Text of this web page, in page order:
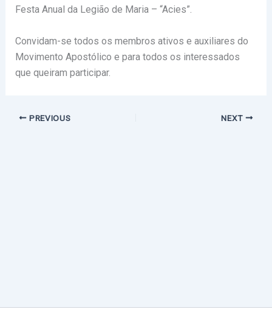
Festa Anual da Legião de Maria – “Acies”.
Convidam-se todos os membros ativos e auxiliares do
Movimento Apostólico e para todos os interessados
que queiram participar.
PREVIOUS NEXT